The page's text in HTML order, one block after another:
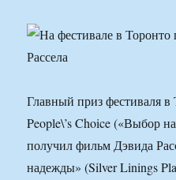
Главный приз фестиваля
People\’s Choice («Выбор
получил фильм Дэвида
надежды» (Silver Linings